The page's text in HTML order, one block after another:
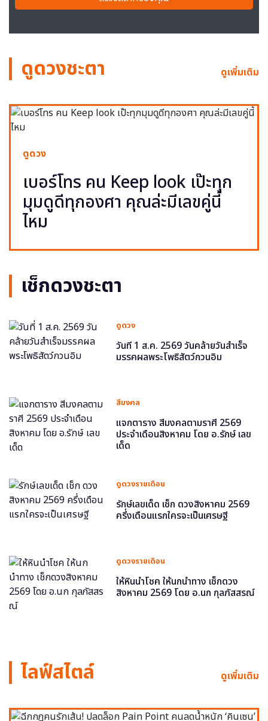
ดูดวงชะตา ดูเพิ่มเติม
ดูดวง
เบอร์โทร คน Keep look เป๊ะทุก
มุมดูดีทุกองศา คุณล่ะมีเลขคู่นี้
ไหม
เช็กดวงชะตา
ดูดวง
วันที่ 1 ส.ค. 2569 วันคล้ายวันสำเร็จ
มรรคผลพระโพธิสัตว์กวนอิม
สีมงคล
แจกตาราง สีมงคลตามราศี 2569
ประจำเดือนสิงหาคม โดย อ.รักษ์ เลข
เด็ด
ดูดวงรายเดือน
รักษ์เลขเด็ด เช็ก ดวงสิงหาคม 2569
ครึ่งเดือนแรกใครจะเป็นเศรษฐี
ดูดวงรายเดือน
ให้หินนำโชค ให้นกนำทาง เช็กดวง
สิงหาคม 2569 โดย อ.นก กุลภัสสรณ์
ไลฟ์สไตล์ ดูเพิ่มเติม